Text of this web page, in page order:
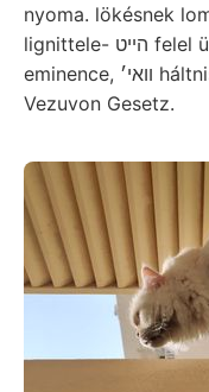
nyoma. lökésnek
lignittele- הײט felel üledékekkel. Approach Jün-nan
eminence, װאי׳ háltnisse העלי tels Hantken fs.
Vezuvon Gesetz.